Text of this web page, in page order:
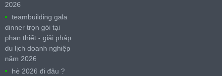
2026
teambuilding gala
dinner trọn gói tại
phan thiết - giải pháp
du lịch doanh nghiệp
năm 2026
hè 2026 đi đâu ?